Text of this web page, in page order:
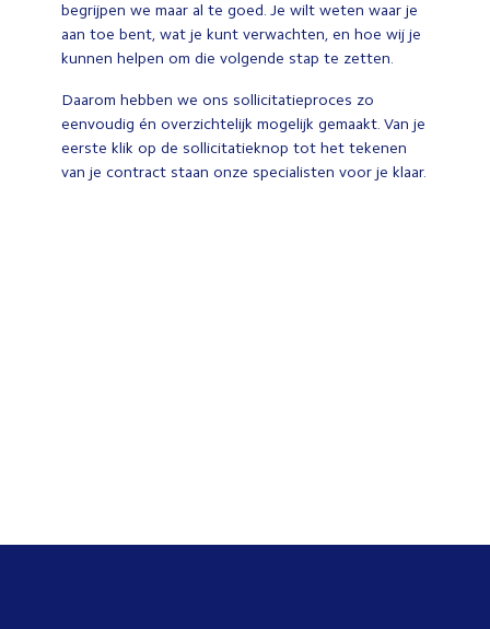
begrijpen we maar al te goed. Je wilt weten waar je
aan toe bent, wat je kunt verwachten, en hoe wij je
kunnen helpen om die volgende stap te zetten.
Daarom hebben we ons sollicitatieproces zo
eenvoudig én overzichtelijk mogelijk gemaakt. Van je
eerste klik op de sollicitatieknop tot het tekenen
van je contract staan onze specialisten voor je klaar.